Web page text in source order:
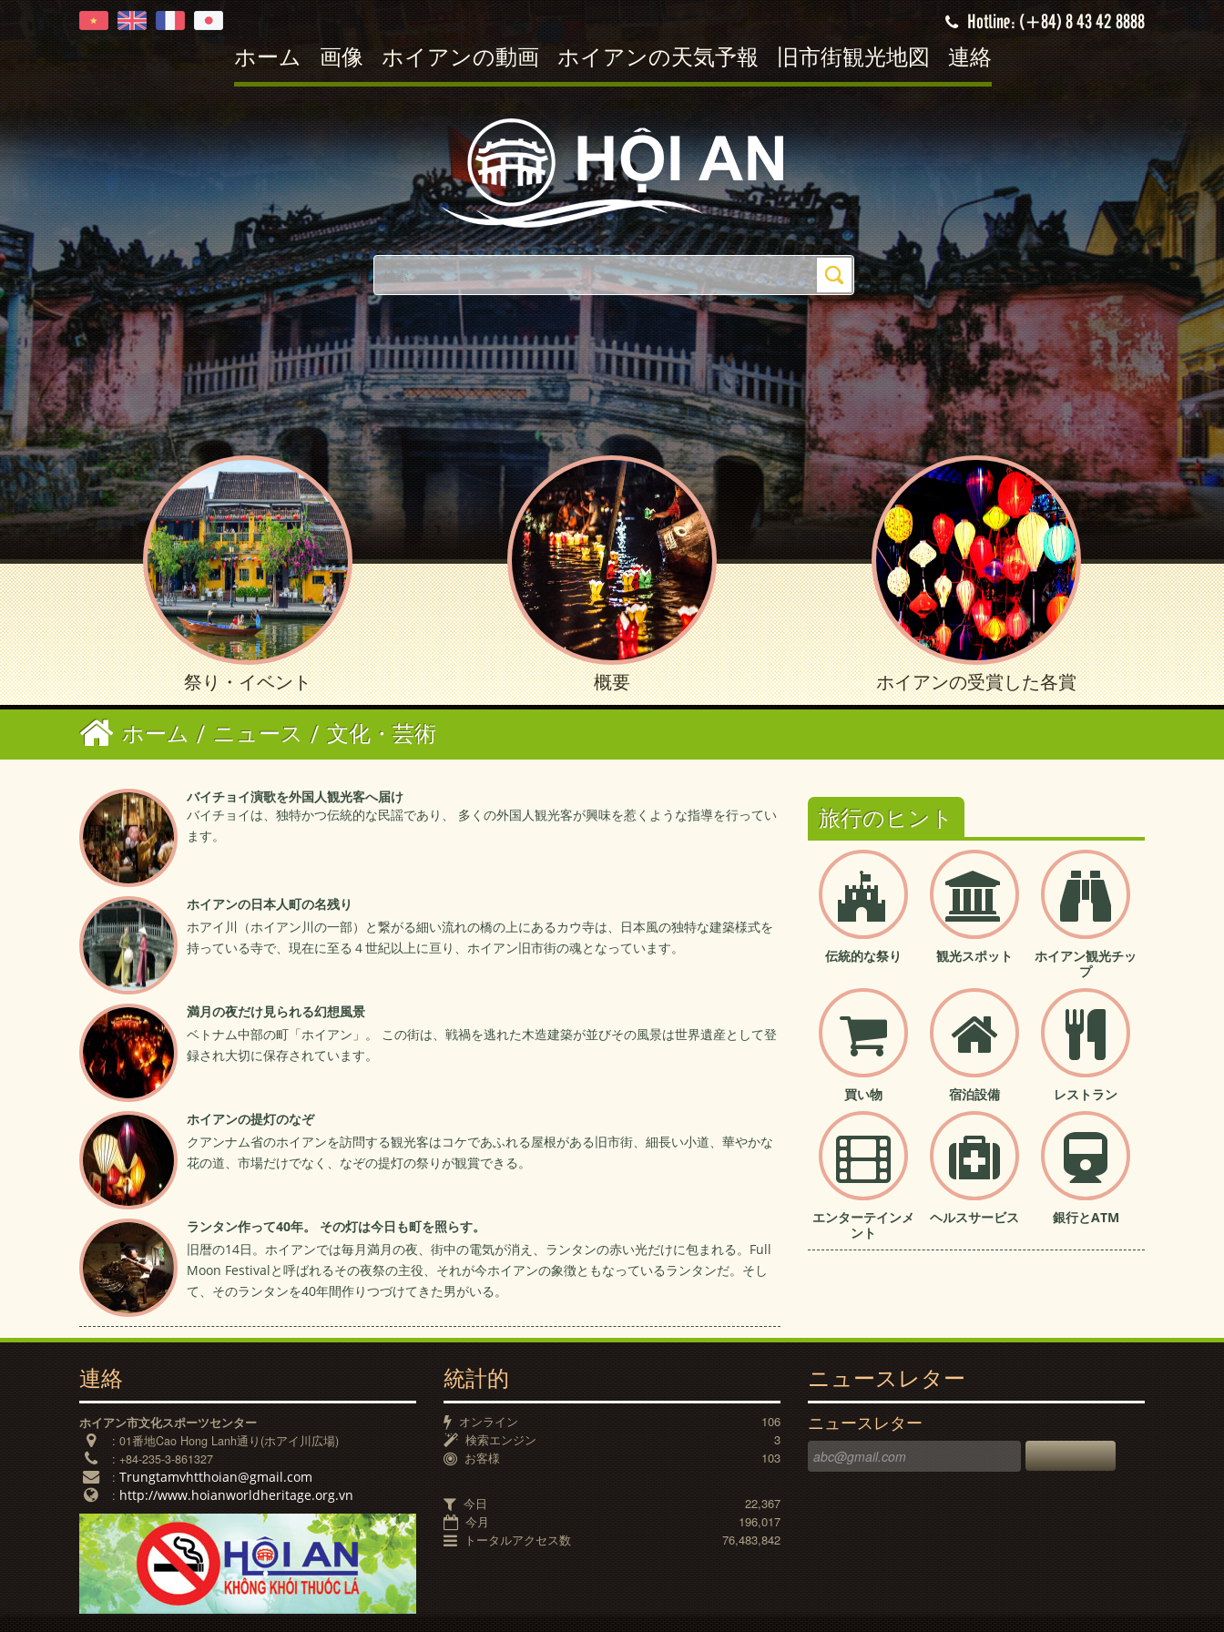
Hotline: (+84) 8 43 42 8888
ホーム 画像 ホイアンの動画 ホイアンの天気予報 旧市街観光地図 連絡
祭り・イベント 概要 ホイアンの受賞した各賞
ホーム / ニュース / 文化・芸術
バイチョイ演歌を外国人観光客へ届け
バイチョイは、独特かつ伝統的な民謡であり、 多くの外国人観光客が興味を惹くような指導を行ってい
ます。
ホイアンの日本人町の名残り
ホアイ川（ホイアン川の一部）と繋がる細い流れの橋の上にあるカウ寺は、日本風の独特な建築様式を
持っている寺で、現在に至る４世紀以上に亘り、ホイアン旧市街の魂となっています。
満月の夜だけ見られる幻想風景
ベトナム中部の町「ホイアン」。 この街は、戦禍を逃れた木造建築が並びその風景は世界遺産として登
録され大切に保存されています。
ホイアンの提灯のなぞ
クアンナム省のホイアンを訪問する観光客はコケであふれる屋根がある旧市街、細長い小道、華やかな
花の道、市場だけでなく、なぞの提灯の祭りが観賞できる。
ランタン作って40年。 その灯は今日も町を照らす。
旧暦の14日。ホイアンでは毎月満月の夜、街中の電気が消え、ランタンの赤い光だけに包まれる。Full
Moon Festivalと呼ばれるその夜祭の主役、それが今ホイアンの象徴ともなっているランタンだ。そし
て、そのランタンを40年間作りつづけてきた男がいる。
旅行のヒント
伝統的な祭り 観光スポット
ホイアン観光チッ
プ
買い物 宿泊設備 レストラン
エンターテインメ
ント
ヘルスサービス 銀行とATM
連絡
ホイアン市文化スポーツセンター
: 01番地Cao Hong Lanh通り(ホアイ川広場)
: +84-235-3-861327
: Trungtamvhtthoian@gmail.com
: http://www.hoianworldheritage.org.vn
統計的
オンライン
106
検索エンジン
3
お客様
103
今日
22,367
今月
196,017
トータルアクセス数
76,483,842
ニュースレター
ニュースレター